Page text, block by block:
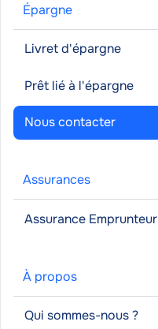
Épargne
Livret d'épargne
Prêt lié à l'épargne
Nous contacter
Assurances
Assurance Emprunteur
À propos
Qui sommes-nous ?